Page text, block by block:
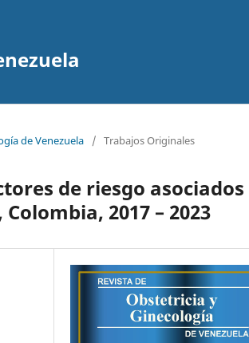
de Venezuela / Trabajos Originales
de riesgo asociados
2017 – 2023